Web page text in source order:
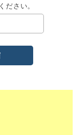
ださい。